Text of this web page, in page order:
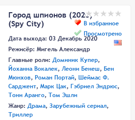
В избранное
Просмотрено
Город шпионов (2020)
(Spy City)
Дата выхода: 03 Декабрь 2020
Режисёр: Мигель Александр
Главные роли: Доминик Купер,
Йоханна Вокалек, Леони Бенеш, Бен
Мюнхов, Роман Портай, Шеймас Ф.
Сарджент, Марк Цак, Гэбриел Эндрюс,
Тони Аранго, Том Эшли
Жанр: Драма, Зарубежный сериал,
Триллер